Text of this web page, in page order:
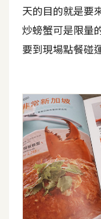
費
間
頁
設
計
前
端
H
天的目的就是要
炒螃蟹可是限量
要到現場點餐碰